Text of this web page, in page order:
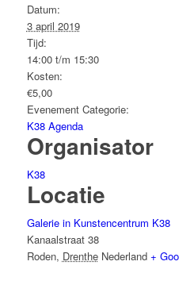
Datum:
3 april 2019
Tijd:
14:00 t/m 15:30
Kosten:
€5,00
Evenement Categorie:
K38 Agenda
Organisator
K38
Locatie
Galerie in Kunstencentrum K38
Kanaalstraat 38
Roden, Drenthe Nederland +